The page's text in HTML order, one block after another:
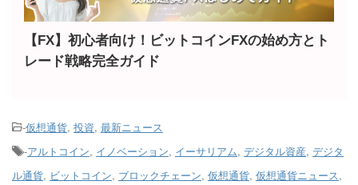
【FX】初心者向け！ビットコインFXの始め方とト
レード戦略完全ガイド
-仮想通貨, 投資, 最新ニュース
-アルトコイン, イノベーション, イーサリアム, デジタル資産, デジタ
ル通貨, ビットコイン, ブロックチェーン, 仮想通貨, 仮想通貨ニュース,